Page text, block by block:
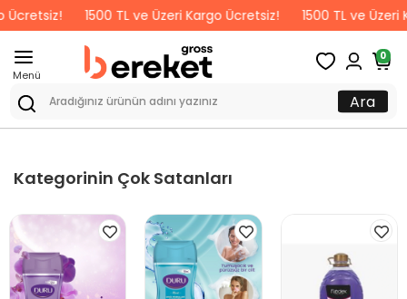
1500 TL ve Üzeri Kargo Ücretsiz! 1500 TL ve Üzeri
Menü
0
Ara
Kategorinin Çok Satanları